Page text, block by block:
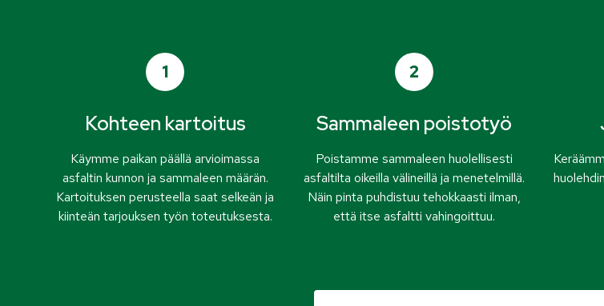
1
Kohteen kartoitus
Käymme paikan päällä arvioimassa
asfaltin kunnon ja sammaleen määrän.
Kartoituksen perusteella saat selkeän ja
kiinteän tarjouksen työn toteutuksesta.
2
Sammaleen poistotyö
Poistamme sammaleen huolellisesti
asfaltilta oikeilla välineillä ja menetelmillä.
Näin pinta puhdistuu tehokkaasti ilman,
että itse asfaltti vahingoittuu.